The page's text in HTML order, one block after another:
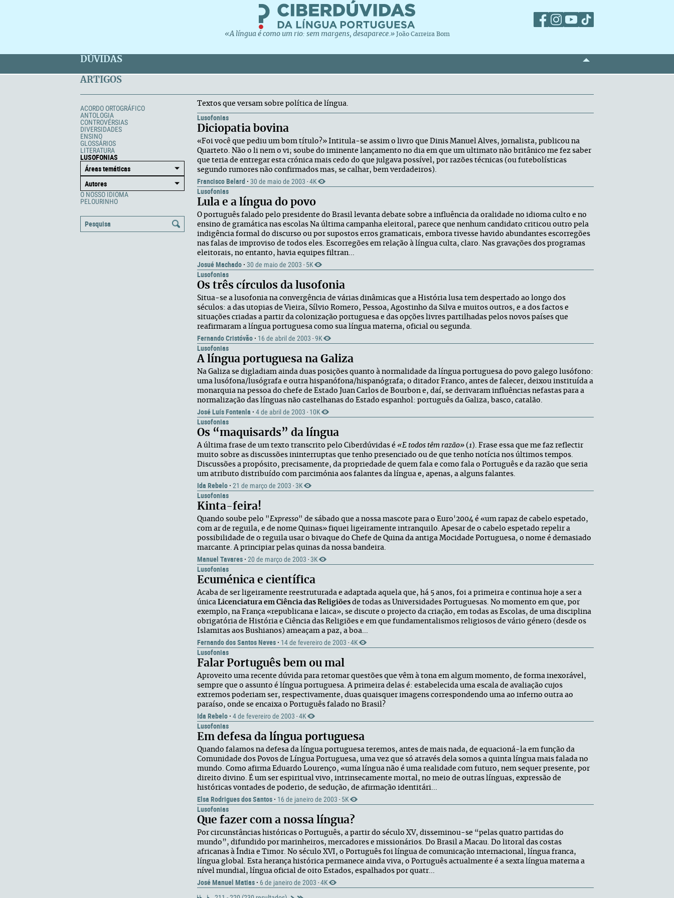
«A língua é como um rio: sem margens, desaparece.» João Carreira Bom
DÚVIDAS
ARTIGOS
ACORDO ORTOGRÁFICO
ANTOLOGIA
CONTROVÉRSIAS
DIVERSIDADES
ENSINO
GLOSSÁRIOS
LITERATURA
LUSOFONIAS
O NOSSO IDIOMA
PELOURINHO
Textos que versam sobre política de língua.
Lusofonias
Diciopatia bovina
«Foi você que pediu um bom título?» Intitula-se assim o livro que Dinis Manuel Alves, jornalista, publicou na
Quarteto. Não o li nem o vi; soube do iminente lançamento no dia em que um ultimato não britânico me fez saber
que teria de entregar esta crónica mais cedo do que julgava possível, por razões técnicas (ou futebolísticas
segundo rumores não confirmados mas, se calhar, bem verdadeiros).
Francisco Belard · 30 de maio de 2003 · 4K
Lusofonias
Lula e a língua do povo
O português falado pelo presidente do Brasil levanta debate sobre a influência da oralidade no idioma culto e no
ensino de gramática nas escolas Na última campanha eleitoral, parece que nenhum candidato criticou outro pela
indigência formal do discurso ou por supostos erros gramaticais, embora tivesse havido abundantes escorregões
nas falas de improviso de todos eles. Escorregões em relação à língua culta, claro. Nas gravações dos programas
eleitorais, no entanto, havia equipes filtran...
Josué Machado · 30 de maio de 2003 · 5K
Lusofonias
Os três círculos da lusofonia
Situa-se a lusofonia na convergência de várias dinâmicas que a História lusa tem despertado ao longo dos
séculos: a das utopias de Vieira, Sílvio Romero, Pessoa, Agostinho da Silva e muitos outros, e a dos factos e
situações criadas a partir da colonização portuguesa e das opções livres partilhadas pelos novos países que
reafirmaram a língua portuguesa como sua língua materna, oficial ou segunda.
Fernando Cristóvão · 16 de abril de 2003 · 9K
Lusofonias
A língua portuguesa na Galiza
Na Galiza se digladiam ainda duas posições quanto à normalidade da língua portuguesa do povo galego lusófono:
uma lusófona/lusógrafa e outra hispanófona/hispanógrafa; o ditador Franco, antes de falecer, deixou instituída a
monarquia na pessoa do chefe de Estado Juan Carlos de Bourbon e, daí, se derivaram influências nefastas para a
normalização das línguas não castelhanas do Estado espanhol: português da Galiza, basco, catalão.
José Luís Fontenla · 4 de abril de 2003 · 10K
Lusofonias
Os “maquisards” da língua
A última frase de um texto transcrito pelo Ciberdúvidas é «E todos têm razão» (1). Frase essa que me faz reflectir
muito sobre as discussões ininterruptas que tenho presenciado ou de que tenho notícia nos últimos tempos.
Discussões a propósito, precisamente, da propriedade de quem fala e como fala o Português e da razão que seria
um atributo distribuído com parcimónia aos falantes da língua e, apenas, a alguns falantes.
Ida Rebelo · 21 de março de 2003 · 3K
Lusofonias
Kinta-feira!
Quando soube pelo "Expresso" de sábado que a nossa mascote para o Euro'2004 é «um rapaz de cabelo espetado,
com ar de reguila, e de nome Quinas» fiquei ligeiramente intranquilo. Apesar de o cabelo espetado repelir a
possibilidade de o reguila usar o bivaque do Chefe de Quina da antiga Mocidade Portuguesa, o nome é demasiado
marcante. A principiar pelas quinas da nossa bandeira.
Manuel Tavares · 20 de março de 2003 · 3K
Lusofonias
Ecuménica e científica
Acaba de ser ligeiramente reestruturada e adaptada aquela que, há 5 anos, foi a primeira e continua hoje a ser a
única Licenciatura em Ciência das Religiões de todas as Universidades Portuguesas. No momento em que, por
exemplo, na França «republicana e laica», se discute o projecto da criação, em todas as Escolas, de uma disciplina
obrigatória de História e Ciência das Religiões e em que fundamentalismos religiosos de vário género (desde os
Islamitas aos Bushianos) ameaçam a paz, a boa...
Fernando dos Santos Neves · 14 de fevereiro de 2003 · 4K
Lusofonias
Falar Português bem ou mal
Aproveito uma recente dúvida para retomar questões que vêm à tona em algum momento, de forma inexorável,
sempre que o assunto é língua portuguesa. A primeira delas é: estabelecida uma escala de avaliação cujos
extremos poderiam ser, respectivamente, duas quaisquer imagens correspondendo uma ao inferno outra ao
paraíso, onde se encaixa o Português falado no Brasil?
Ida Rebelo · 4 de fevereiro de 2003 · 4K
Lusofonias
Em defesa da língua portuguesa
Quando falamos na defesa da língua portuguesa teremos, antes de mais nada, de equacioná-la em função da
Comunidade dos Povos de Língua Portuguesa, uma vez que só através dela somos a quinta língua mais falada no
mundo. Como afirma Eduardo Lourenço, «uma língua não é uma realidade com futuro, nem sequer presente, por
direito divino. É um ser espiritual vivo, intrinsecamente mortal, no meio de outras línguas, expressão de
históricas vontades de poderio, de sedução, de afirmação identitári...
Elsa Rodrigues dos Santos · 16 de janeiro de 2003 · 5K
Lusofonias
Que fazer com a nossa língua?
Por circunstâncias históricas o Português, a partir do século XV, disseminou-se “pelas quatro partidas do
mundo”, difundido por marinheiros, mercadores e missionários. Do Brasil a Macau. Do litoral das costas
africanas à Índia e Timor. No século XVI, o Português foi língua de comunicação internacional, língua franca,
língua global. Esta herança histórica permanece ainda viva, o Português actualmente é a sexta língua materna a
nível mundial, língua oficial de oito Estados, espalhados por quatr...
José Manuel Matias · 6 de janeiro de 2003 · 4K